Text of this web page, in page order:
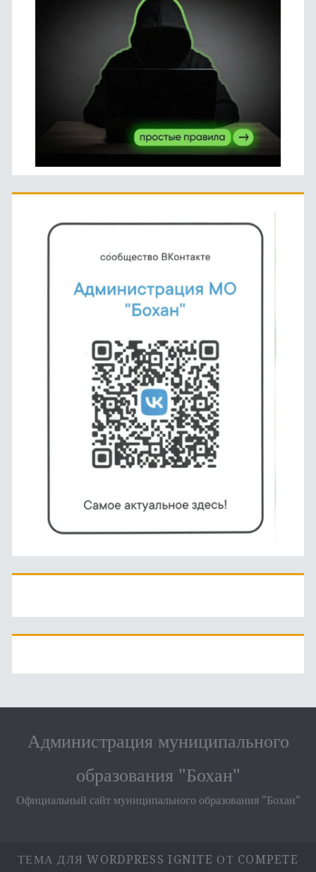
Администрация муниципального
образования "Бохан"
Официальный сайт муниципального образования "Бохан"
ТЕМА ДЛЯ WORDPRESS IGNITE ОТ COMPETE